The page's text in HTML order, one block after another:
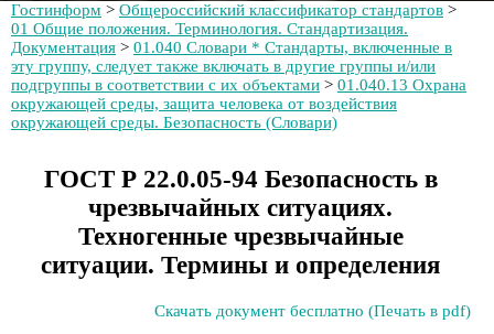
Гостинформ > Общероссийский классификатор стандартов >
01 Общие положения. Терминология. Стандартизация.
Документация > 01.040 Словари * Стандарты, включенные в
эту группу, следует также включать в другие группы и/или
подгруппы в соответствии с их объектами > 01.040.13 Охрана
окружающей среды, защита человека от воздействия
окружающей среды. Безопасность (Словари)
ГОСТ Р 22.0.05-94 Безопасность в
чрезвычайных ситуациях.
Техногенные чрезвычайные
ситуации. Термины и определения
Скачать документ бесплатно (Печать в pdf)